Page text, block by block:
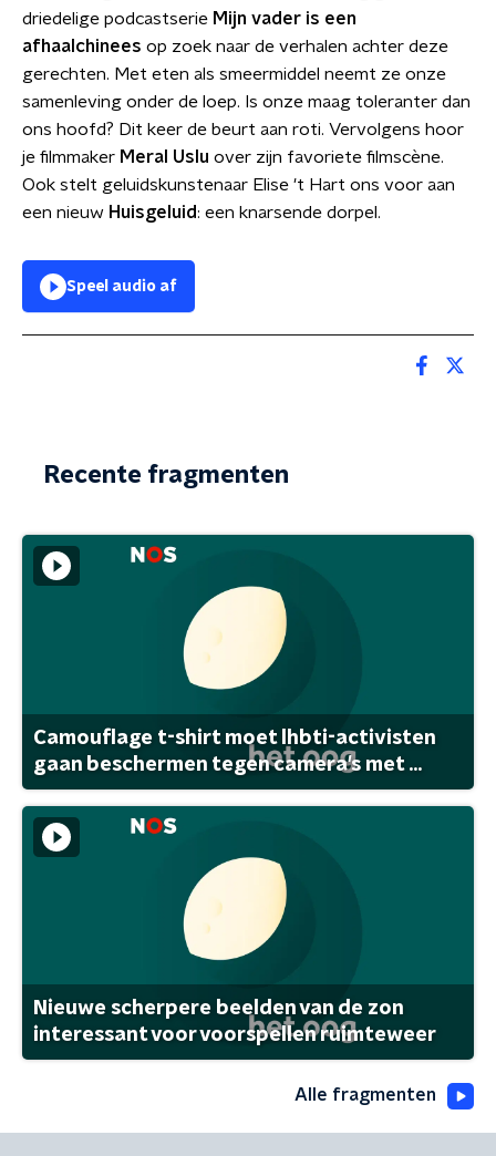
driedelige podcastserie Mijn vader is een
afhaalchinees op zoek naar de verhalen achter deze
gerechten. Met eten als smeermiddel neemt ze onze
samenleving onder de loep. Is onze maag toleranter dan
ons hoofd? Dit keer de beurt aan roti. Vervolgens hoor
je filmmaker Meral Uslu over zijn favoriete filmscène.
Ook stelt geluidskunstenaar Elise 't Hart ons voor aan
een nieuw Huisgeluid: een knarsende dorpel.
Speel audio af
Recente fragmenten
Camouflage t-shirt moet lhbti-activisten
gaan beschermen tegen camera's met ...
Nieuwe scherpere beelden van de zon
interessant voor voorspellen ruimteweer
Alle fragmenten